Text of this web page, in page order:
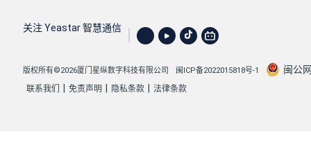
关注 Yeastar 智慧通信
版权所有©2026厦门星纵数字科技有限公司 闽ICP备2022015818号-1 闽公
联系我们 免责声明 隐私条款 法律条款